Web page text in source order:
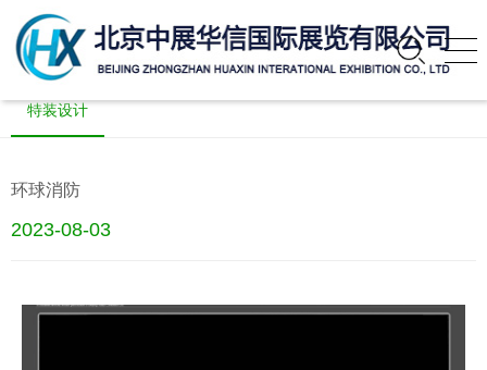
特装设计
环球消防
2023-08-03